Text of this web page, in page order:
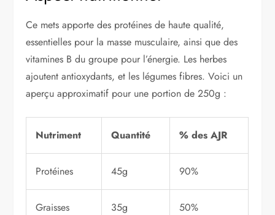
Ce mets apporte des protéines de haute qualité,
essentielles pour la masse musculaire, ainsi que des
vitamines B du groupe pour l’énergie. Les herbes
ajoutent antioxydants, et les légumes fibres. Voici un
aperçu approximatif pour une portion de 250g :
Nutriment Quantité % des AJR
Protéines 45g 90%
Graisses 35g 50%